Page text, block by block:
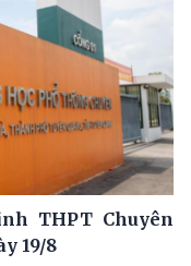
THPT Chuyên
19/8